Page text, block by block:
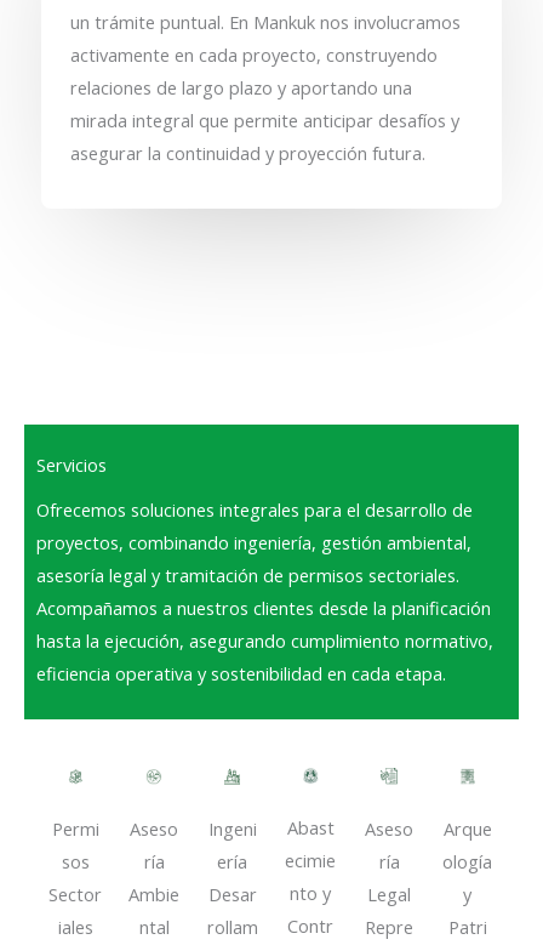
un trámite puntual. En Mankuk nos involucramos
activamente en cada proyecto, construyendo
relaciones de largo plazo y aportando una
mirada integral que permite anticipar desafíos y
asegurar la continuidad y proyección futura.
Servicios
Ofrecemos soluciones integrales para el desarrollo de
proyectos, combinando ingeniería, gestión ambiental,
asesoría legal y tramitación de permisos sectoriales.
Acompañamos a nuestros clientes desde la planificación
hasta la ejecución, asegurando cumplimiento normativo,
eficiencia operativa y sostenibilidad en cada etapa.
Permi
sos
Sector
iales
Aseso
ría
Ambie
ntal
Ingeni
ería
Desar
rollam
Abast
ecimie
nto y
Contr
Aseso
ría
Legal
Repre
Arque
ología
y
Patri